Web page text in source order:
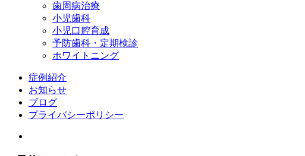
歯周病治療
小児歯科
小児口腔育成
予防歯科・定期検診
ホワイトニング
症例紹介
お知らせ
ブログ
プライバシーポリシー